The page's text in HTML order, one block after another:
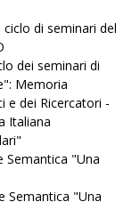
di seminari del
dei seminari di
Memoria
e dei Ricercatori -
Italiana
Semantica "Una
Semantica "Una